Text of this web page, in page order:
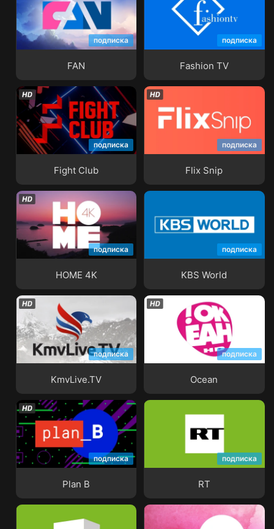
подписка
FAN
FAN
подписка
Fashion TV
подписка
Fight Club
Fight Club
подписка
Flix Snip
подписка
HOME 4K
HOME 4K
подписка
KBS World
подписка
KmvLive.TV
KmvLive.TV
подписка
Ocean
подписка
Plan B
Plan B
подписка
RT